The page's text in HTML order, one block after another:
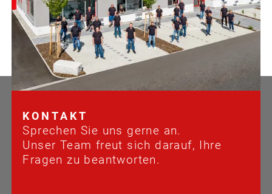
KONTAKT
Sprechen Sie uns gerne an.
Unser Team freut sich darauf, Ihre
Fragen zu beantworten.